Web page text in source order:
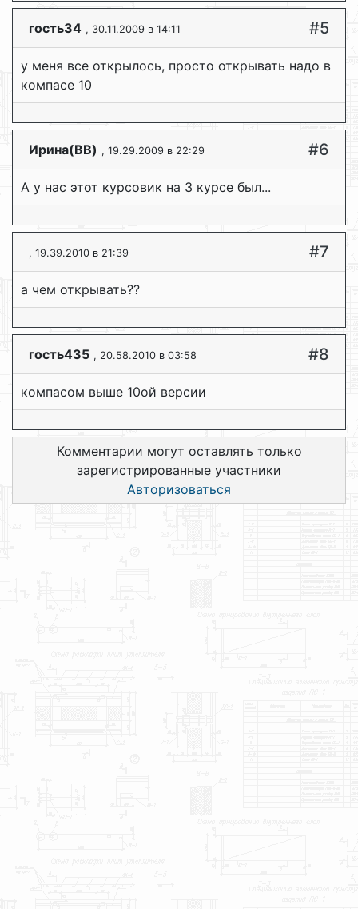
гость34 , 30.11.2009 в 14:11 #5
у меня все открылось, просто открывать надо в
компасе 10
Ирина(ВВ) , 19.29.2009 в 22:29 #6
А у нас этот курсовик на 3 курсе был...
, 19.39.2010 в 21:39 #7
а чем открывать??
гость435 , 20.58.2010 в 03:58 #8
компасом выше 10ой версии
Комментарии могут оставлять только
зарегистрированные участники
Авторизоваться